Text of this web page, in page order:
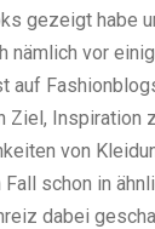
gezeigt habe
nämlich vor
auf
Ziel, Inspiration
von
schon in
dabei